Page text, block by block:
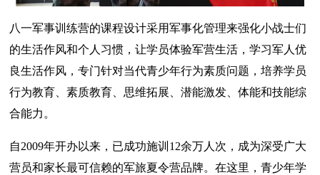
八一军事训练营的课程设计采用军事化管理来强化小战士们
的生活作风和个人习惯，让学员体验军营生活，学习军人优
良生活作风，专门针对当代青少年行为素质问题，培养学员
行为教育、素质教育、思维拓展、潜能激发、体能和技能综
合能力。
自2009年开办以来，已成功施训12余万人次，成为深受广大
营员和家长最可信赖的军旅夏令营品牌。在这里，青少年学